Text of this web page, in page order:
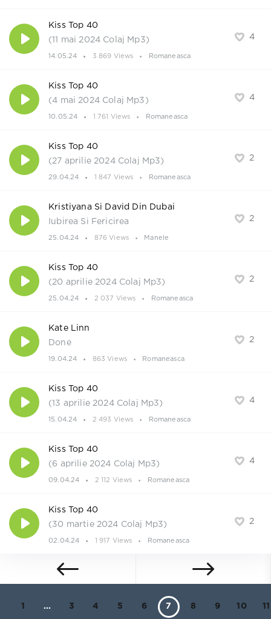
4
Kiss Top 40
(11 mai 2024 Colaj Mp3)
14.05.24 3 869 Views Romaneasca
4
Kiss Top 40
(4 mai 2024 Colaj Mp3)
10.05.24 1 761 Views Romaneasca
2
Kiss Top 40
(27 aprilie 2024 Colaj Mp3)
29.04.24 1 847 Views Romaneasca
2
Kristiyana Si David Din Dubai
Iubirea Si Fericirea
25.04.24 876 Views Manele
2
Kiss Top 40
(20 aprilie 2024 Colaj Mp3)
25.04.24 2 037 Views Romaneasca
2
Kate Linn
Done
19.04.24 863 Views Romaneasca
4
Kiss Top 40
(13 aprilie 2024 Colaj Mp3)
15.04.24 2 493 Views Romaneasca
4
Kiss Top 40
(6 aprilie 2024 Colaj Mp3)
09.04.24 2 112 Views Romaneasca
2
Kiss Top 40
(30 martie 2024 Colaj Mp3)
02.04.24 1 917 Views Romaneasca
1 ... 3 4 5 6 7 8 9 10 11